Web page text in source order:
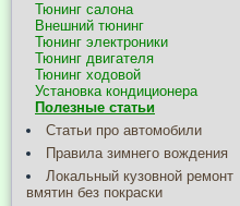
Тюнинг салона
Внешний тюнинг
Тюнинг электроники
Тюнинг двигателя
Тюнинг ходовой
Установка кондиционера
Полезные статьи
Статьи про автомобили
Правила зимнего вождения
Локальный кузовной ремонт
вмятин без покраски